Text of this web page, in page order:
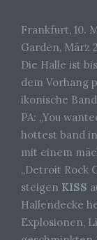
Frankfurt, 10.
Garden, März
Die Halle ist
dem Vorhang
ikonische
PA: „You
hottest band
mit einem
„Detroit Rock
steigen KISS
Hallendecke
Explosionen,